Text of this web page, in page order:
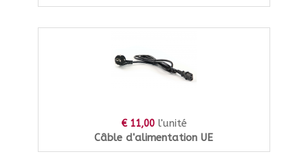
€ 11,00 l'unité
Câble d'alimentation UE